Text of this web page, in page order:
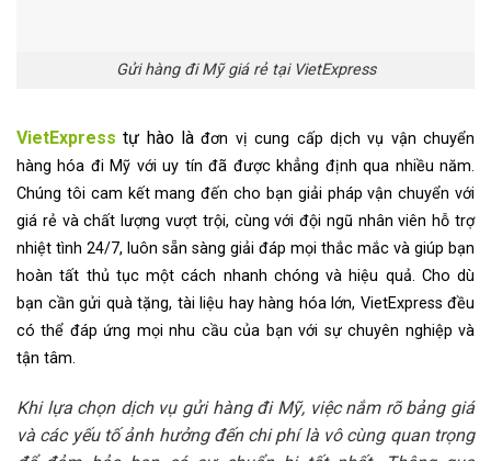
Gửi hàng đi Mỹ giá rẻ tại VietExpress
VietExpress tự hào làđơn vị cung cấp dịch vụ vận chuyển
hàng hóa đi Mỹ với uy tín đã được khẳng định qua nhiều năm.
Chúng tôi cam kết mang đến cho bạn giải pháp vận chuyển với
giá rẻ và chất lượng vượt trội, cùng với đội ngũ nhân viên hỗ trợ
nhiệt tình 24/7, luôn sẵn sàng giải đáp mọi thắc mắc và giúp bạn
hoàn tất thủ tục một cách nhanh chóng và hiệu quả. Cho dù
bạn cần gửi quà tặng, tài liệu hay hàng hóa lớn, VietExpress đều
có thể đáp ứng mọi nhu cầu của bạn với sự chuyên nghiệp và
tận tâm.
Khi lựa chọn dịch vụ gửi hàng đi Mỹ, việc nắm rõ bảng giá
và các yếu tố ảnh hưởng đến chi phí là vô cùng quan trọng